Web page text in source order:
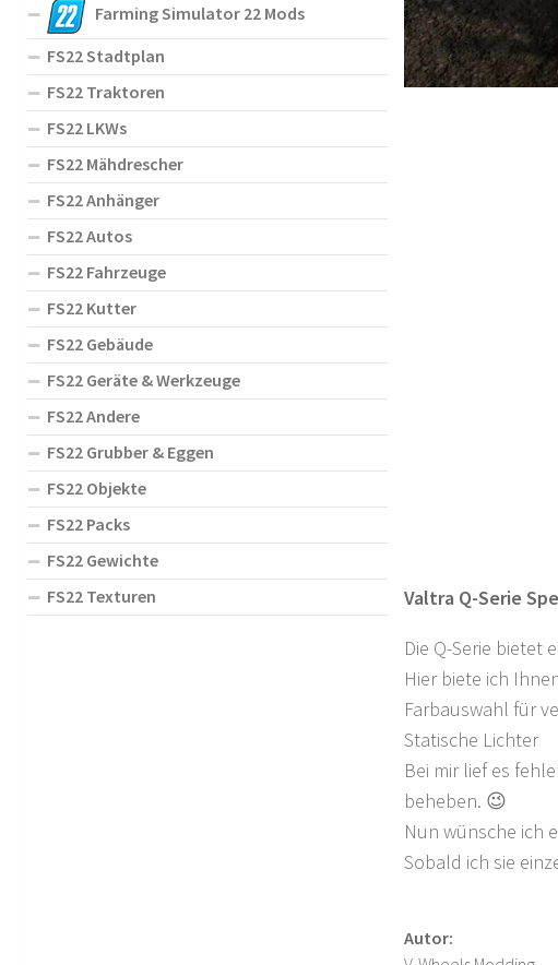
Valtra Q-Serie
Die Q-Serie bietet
Hier biete ich
Farbauswahl für
Statische Lichter
Bei mir lief es
beheben. 😉
Nun wünsche ich
Sobald ich sie
Autor:
Farming Simulator 22 Mods
FS22 Stadtplan
FS22 Traktoren
FS22 LKWs
FS22 Mähdrescher
FS22 Anhänger
FS22 Autos
FS22 Fahrzeuge
FS22 Kutter
FS22 Gebäude
FS22 Geräte & Werkzeuge
FS22 Andere
FS22 Grubber & Eggen
FS22 Objekte
FS22 Packs
FS22 Gewichte
FS22 Texturen